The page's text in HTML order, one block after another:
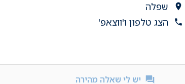
שפלה
הצג טלפון ו'ווצאפ'
יש לי שאלה מהירה